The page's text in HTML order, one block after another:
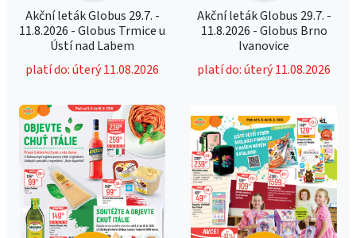
Akční leták Globus 29.7. -
11.8.2026 - Globus Trmice u
Ústí nad Labem
platí do: úterý 11.08.2026
Akční leták Globus 29.7. -
11.8.2026 - Globus Brno
Ivanovice
platí do: úterý 11.08.2026